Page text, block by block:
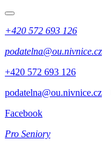
+420 572 693 126
podatelna@ou.nivnice.cz
+420 572 693 126
podatelna@ou.nivnice.cz
Facebook
Pro Seniory